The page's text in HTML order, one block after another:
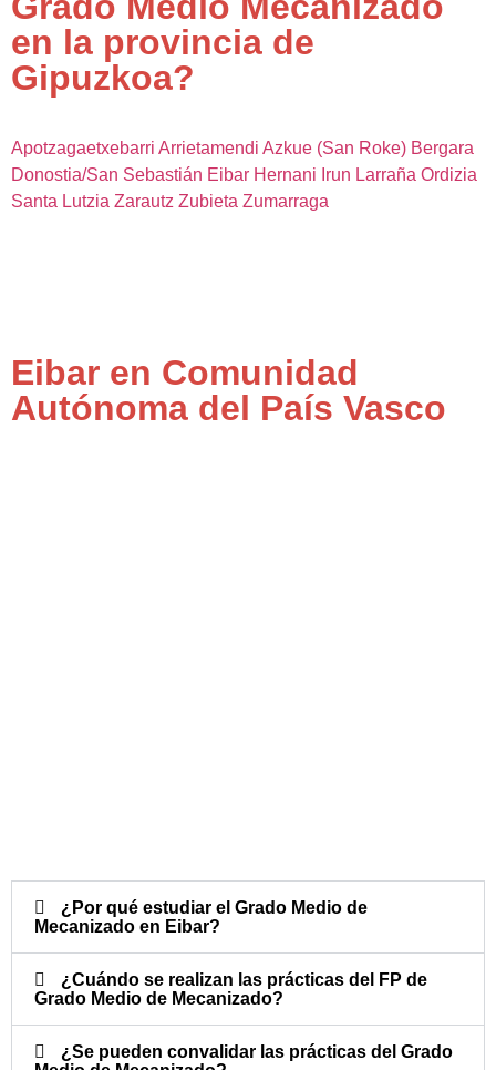
en la provincia de
Gipuzkoa?
Apotzagaetxebarri Arrietamendi Azkue (San Roke) Bergara
Donostia/San Sebastián Eibar Hernani Irun Larraña Ordizia
Santa Lutzia Zarautz Zubieta Zumarraga
Eibar en Comunidad
Autónoma del País Vasco
¿Por qué estudiar el Grado Medio de
Mecanizado en Eibar?
¿Cuándo se realizan las prácticas del FP de
Grado Medio de Mecanizado?​
¿Se pueden convalidar las prácticas del Grado